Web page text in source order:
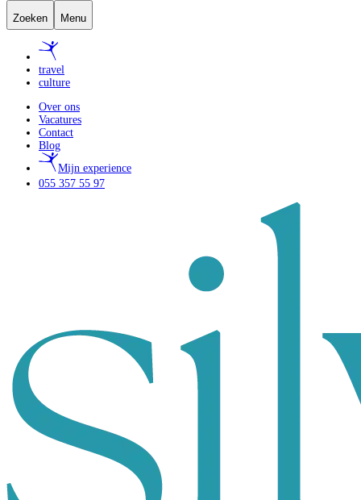
Zoeken Menu
travel
culture
Over ons
Vacatures
Contact
Blog
Mijn experience
055 357 55 97